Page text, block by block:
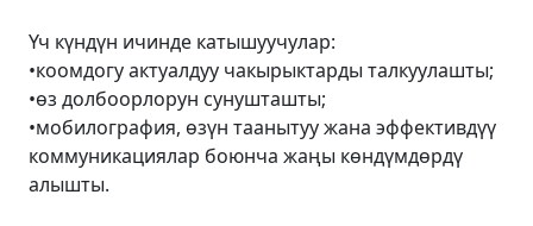
Үч күндүн ичинде катышуучулар:
•коомдогу актуалдуу чакырыктарды талкуулашты;
•өз долбоорлорун сунушташты;
•мобилография, өзүн таанытуу жана эффективдүү
коммуникациялар боюнча жаңы көндүмдөрдү
алышты.